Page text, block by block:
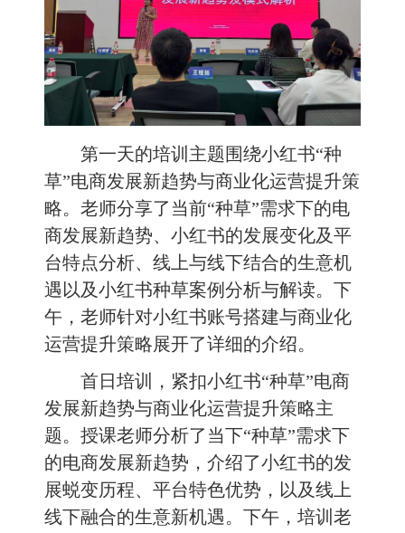
第一天的培训主题围绕小红书“种
草”电商发展新趋势与商业化运营提升策
略。老师分享了当前“种草”需求下的电
商发展新趋势、小红书的发展变化及平
台特点分析、线上与线下结合的生意机
遇以及小红书种草案例分析与解读。下
午，老师针对小红书账号搭建与商业化
运营提升策略展开了详细的介绍。
首日培训，紧扣小红书“种草”电商
发展新趋势与商业化运营提升策略主
题。授课老师分析了当下“种草”需求下
的电商发展新趋势，介绍了小红书的发
展蜕变历程、平台特色优势，以及线上
线下融合的生意新机遇。下午，培训老